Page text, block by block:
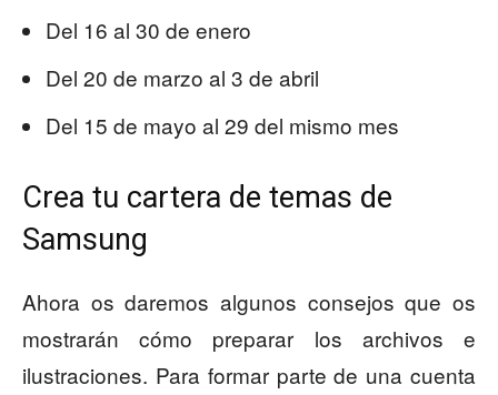
Del 16 al 30 de enero
Del 20 de marzo al 3 de abril
Del 15 de mayo al 29 del mismo mes
Crea tu cartera de temas de
Samsung
Ahora os daremos algunos consejos que os
mostrarán cómo preparar los archivos e
ilustraciones. Para formar parte de una cuenta